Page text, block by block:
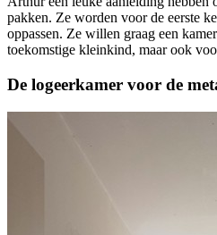
pakken. Ze worden voor de eerste
oppassen. Ze willen graag een
toekomstige kleinkind, maar ook
De logeerkamer voor de